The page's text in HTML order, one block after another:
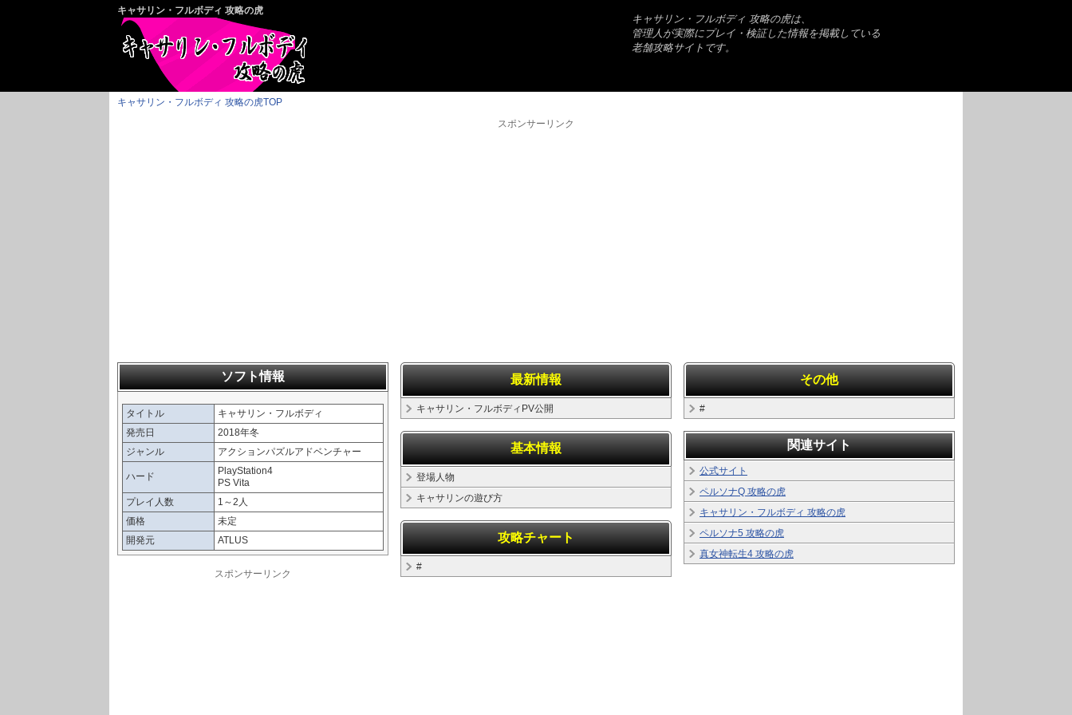
キャサリン・フルボディ 攻略の虎
キャサリン・フルボディ 攻略の虎は、
管理人が実際にプレイ・検証した情報を掲載している
老舗攻略サイトです。
キャサリン・フルボディ 攻略の虎TOP
スポンサーリンク
ソフト情報
タイトル
キャサリン・フルボディ
発売日
2018年冬
ジャンル
アクションパズルアドベンチャー
ハード
PlayStation4
PS Vita
プレイ人数
1～2人
価格
未定
開発元
ATLUS
スポンサーリンク
最新情報
キャサリン・フルボディPV公開
基本情報
登場人物
キャサリンの遊び方
攻略チャート
#
その他
#
関連サイト
公式サイト
ペルソナQ 攻略の虎
キャサリン・フルボディ 攻略の虎
ペルソナ5 攻略の虎
真女神転生4 攻略の虎